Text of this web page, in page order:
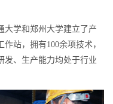
大学和郑州大学建立了产
站，拥有100余项技术，
发、生产能力均处于行业